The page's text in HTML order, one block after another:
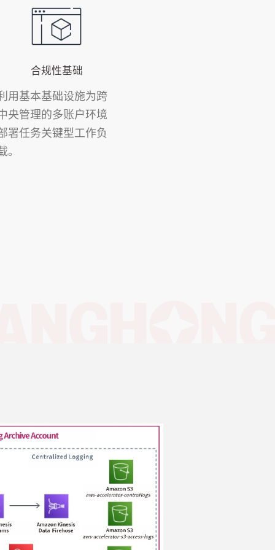
合规性基础
用基本基础设施为跨
央管理的多账户环境
署任务关键型工作负
。